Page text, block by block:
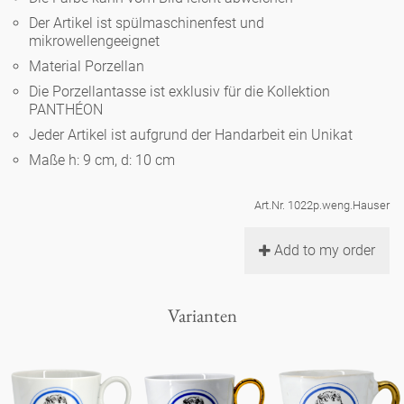
Porzellan
Ozean
klassische Musiker
zeitgenössische Musiker
Espressotassen 'Glam'
Runde Teller - weiß
Ovale Teller - weiß
Runde Teller 'de Luxe'
Tiefe Teller - weiß
Ovale Teller 'de Luxe'
Lange Teller 'de Luxe'
Noël
Teekanne
Vasen 'de Luxe'
Fressnapf
Goldener Käfig
Korb 'de Luxe'
Schalen 'de Luxe'
Hände und Füße
Bad
Schnickschnack
Räucherstäbchenhalter
Unpraktisch
Spielen
Dies & Das
Besteck
Schachspiel Alice
Porzellanfiguren
Alices Schachspiel 'de Luxe'
noch mehr Figuren
Berliner Duft
Der Artikel ist spülmaschinenfest und
mikrowellengeeignet
Material Porzellan
Die Porzellantasse ist exklusiv für die Kollektion
PANTHÉON
Jeder Artikel ist aufgrund der Handarbeit ein Unikat
Maße h: 9 cm, d: 10 cm
Art.Nr. 1022p.weng.Hauser
Add to my order
Varianten